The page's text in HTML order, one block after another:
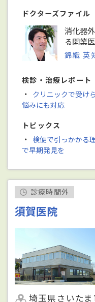
ドクターズファイル
消化器
る開業
錦織 英
検診・治療レポート
・ クリニックで受け
悩みにも対応
トピックス
・ 検便で引っかかる
で早期発見を
診療時間外
須賀医院
埼玉県さいた